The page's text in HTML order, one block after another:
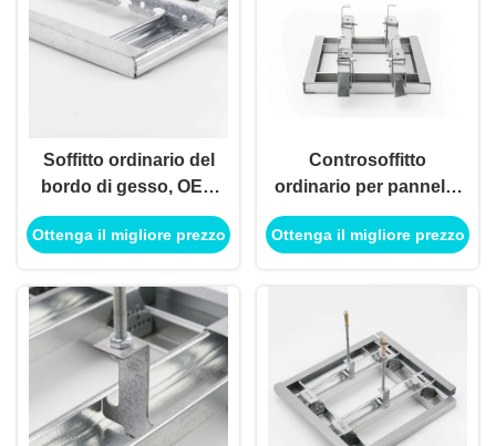
Soffitto ordinario del
bordo di gesso, OEM
d'acciaio della chiglia
della luce di larghezza
Ottenga il migliore prezzo
Controsoffitto
ordinario per pannello
di carta e gesso con
Keel Material
Ottenga il migliore prezzo